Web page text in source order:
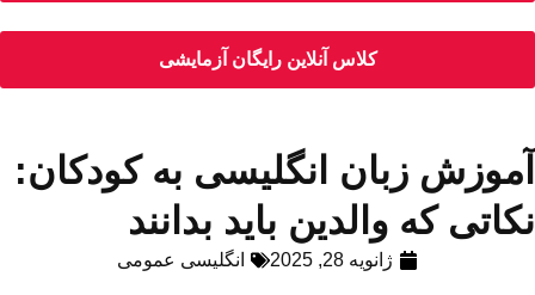
کلاس آنلاین رایگان آزمایشی
آموزش زبان انگلیسی به کودکان:
نکاتی که والدین باید بدانند
ژانویه 28, 2025 انگلیسی عمومی